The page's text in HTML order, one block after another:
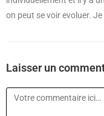
on peut se voir evoluer.
Laisser un